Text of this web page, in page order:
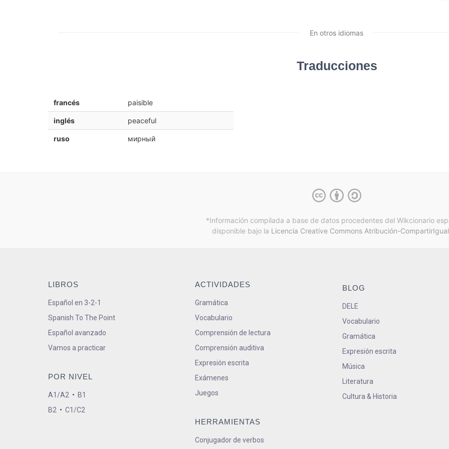
En otros idiomas
Traducciones
francés paisible
inglés peaceful
ruso мирный
*Información compilada a base de datos procedentes del Wikcionario
disponible bajo la Licencia Creative Commons Atribución-
LIBROS
Español en 3-2-1
Spanish To The Point
Español avanzado
Vamos a practicar
POR NIVEL
A1/A2 • B1
B2 • C1/C2
ACTIVIDADES
Gramática
Vocabulario
Comprensión de lectura
Comprensión auditiva
Expresión escrita
Exámenes
Juegos
HERRAMIENTAS
Conjugador de verbos
BLOG
DELE
Vocabulario
Gramática
Expresión escrita
Música
Literatura
Cultura & Historia